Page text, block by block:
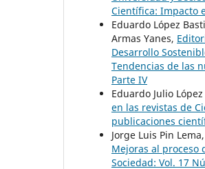
Científica: Impacto
Eduardo López
Armas Yanes,
Desarrollo
Tendencias de las
Parte IV
Eduardo Julio
en las revistas de
publicaciones
Jorge Luis Pin
Mejoras al proceso
Sociedad: Vol. 17